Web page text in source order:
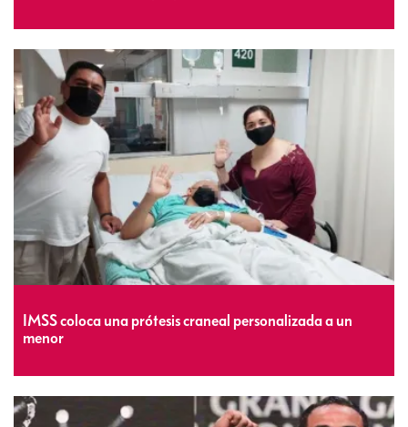
IMSS coloca una prótesis craneal personalizada a un
menor